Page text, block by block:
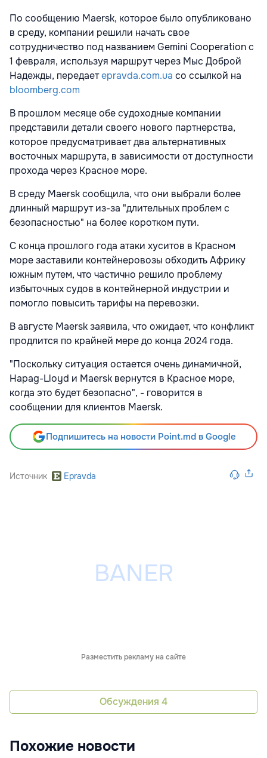
По сообщению Maersk, которое было опубликовано
в среду, компании решили начать свое
сотрудничество под названием Gemini Cooperation с
1 февраля, используя маршрут через Мыс Доброй
Надежды, передаетepravda.com.ua со ссылкой на
bloomberg.com
В прошлом месяце обе судоходные компании
представили детали своего нового партнерства,
которое предусматривает два альтернативных
восточных маршрута, в зависимости от доступности
прохода через Красное море.
В среду Maersk сообщила, что они выбрали более
длинный маршрут из-за "длительных проблем с
безопасностью" на более коротком пути.
С конца прошлого года атаки хуситов в Красном
море заставили контейнеровозы обходить Африку
южным путем, что частично решило проблему
избыточных судов в контейнерной индустрии и
помогло повысить тарифы на перевозки.
В августе Maersk заявила, что ожидает, что конфликт
продлится по крайней мере до конца 2024 года.
"Поскольку ситуация остается очень динамичной,
Hapag-Lloyd и Maersk вернутся в Красное море,
когда это будет безопасно", - говорится в
сообщении для клиентов Maersk.
Подпишитесь на новости Point.md в Google
Источник Epravda
Разместить рекламу на сайте
Обсуждения 4
Похожие новости